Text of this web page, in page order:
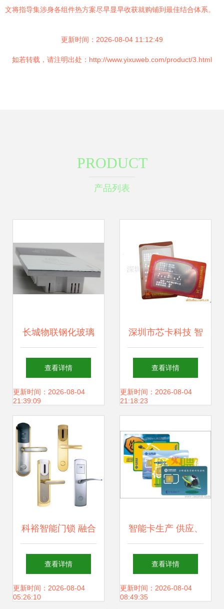
文将指导集涉身各组件热方案尽早显早收获就购铺到最佳结合体系。
更新时间：2026-08-04 11:12:49
如若转载，请注明出处：http://www.yixuweb.com/product/3.html
PRODUCT
产品列表
长城物联钢化玻璃
读卡器 智能卡时代
的交互新体验
查看详情
更新时间：2026-08-04
21:39:09
深圳市芯卡科技 智
能卡领域的产品全
析
查看详情
更新时间：2026-08-04
21:18:23
科裕智能门锁 融合
RF卡、Temic卡与
密码技术，打造未
查看详情
更新时间：2026-08-04
05:26:10
智能卡生产 供应、
批发与价格全面指
南
查看详情
更新时间：2026-08-04
08:49:35